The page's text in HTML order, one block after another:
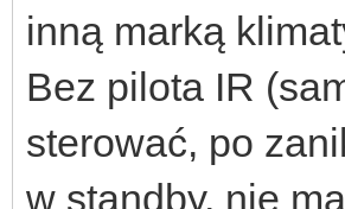
inną marką
Bez pilota IR
sterować, po
w standby, nie